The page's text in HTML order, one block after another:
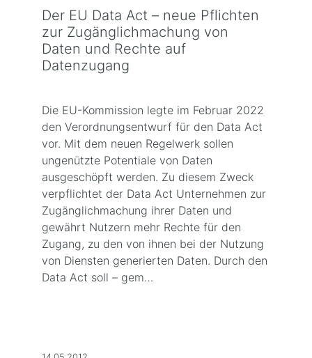
Der EU Data Act – neue Pflichten
zur Zugänglichmachung von
Daten und Rechte auf
Datenzugang
Die EU-Kommission legte im Februar 2022
den Verordnungsentwurf für den Data Act
vor. Mit dem neuen Regelwerk sollen
ungenützte Potentiale von Daten
ausgeschöpft werden. Zu diesem Zweck
verpflichtet der Data Act Unternehmen zur
Zugänglichmachung ihrer Daten und
gewährt Nutzern mehr Rechte für den
Zugang, zu den von ihnen bei der Nutzung
von Diensten generierten Daten. Durch den
Data Act soll – gem…